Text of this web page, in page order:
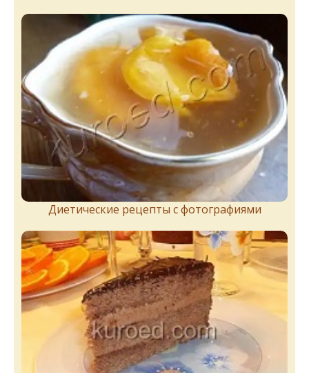
Диетические рецепты с фотографиями